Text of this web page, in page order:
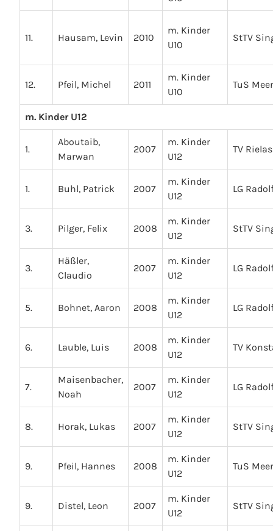
11. Hausam, Levin 2010
m. Kinder
U10
StTV
12. Pfeil, Michel 2011
m. Kinder
U10
TuS
m. Kinder U12
1.
Aboutaib,
Marwan
2007
m. Kinder
U12
TV
1. Buhl, Patrick 2007
m. Kinder
U12
LG
3. Pilger, Felix 2008
m. Kinder
U12
StTV
3.
Häßler,
Claudio
2007
m. Kinder
U12
LG
5. Bohnet, Aaron 2008
m. Kinder
U12
LG
6. Lauble, Luis 2008
m. Kinder
U12
TV
7.
Maisenbacher,
Noah
2007
m. Kinder
U12
LG
8. Horak, Lukas 2007
m. Kinder
U12
StTV
9. Pfeil, Hannes 2008
m. Kinder
U12
TuS
9. Distel, Leon 2007
m. Kinder
U12
StTV